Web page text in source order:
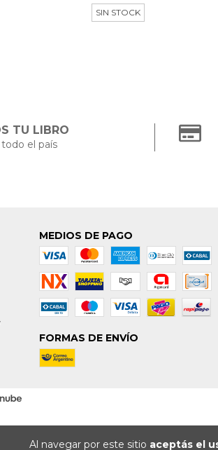
Al navegar por este sitio aceptás el
SIN STOCK
TU LIBRO
el país
MEDIOS DE PAGO
FORMAS DE ENVÍO